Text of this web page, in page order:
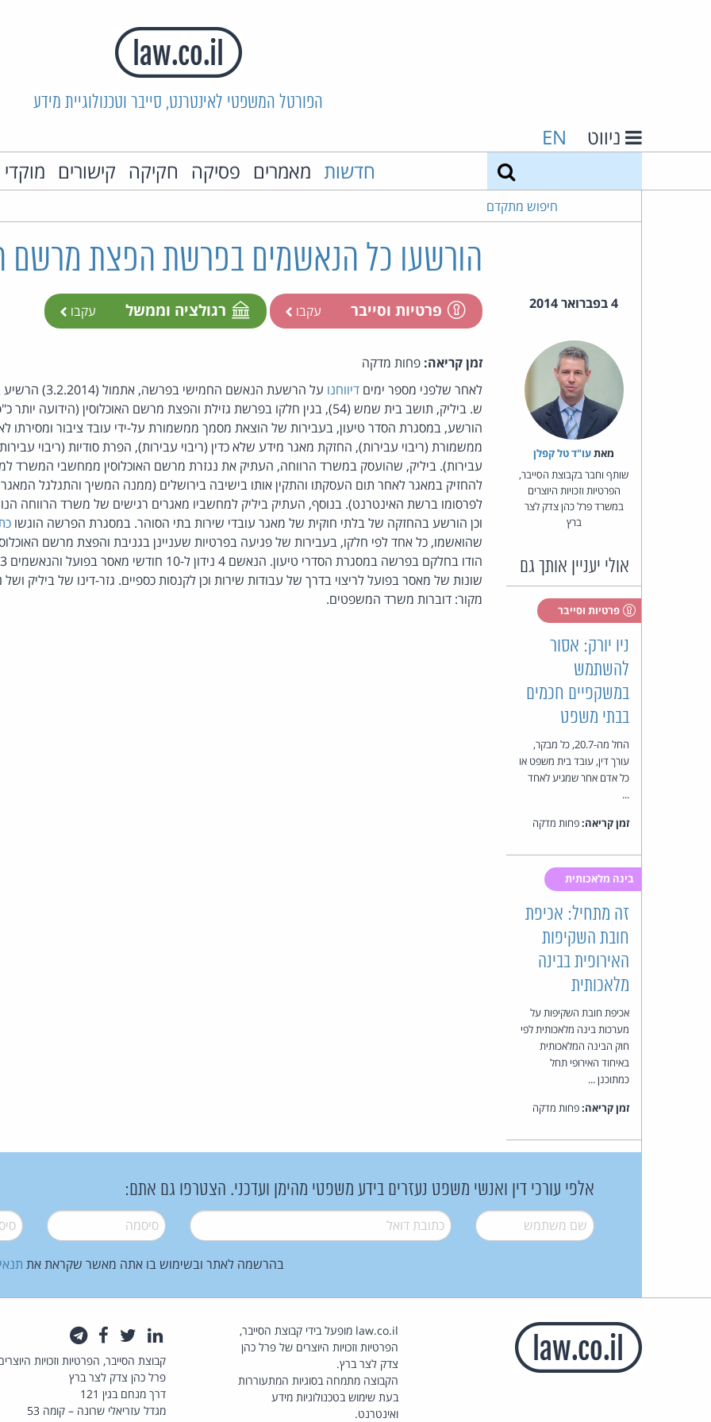
הפורטל המשפטי לאינטרנט, סייבר וטכנולוגיית מידע
ניווט EN
חדשות מאמרים פסיקה חקיקה קישורים
חיפוש מתקדם
הורשעו כל הנאשמים בפרשת הפצת מרשם
4 בפברואר 2014 פרטיות וסייבר עקבו רגולציה וממשל עקבו
מאת‏עו"ד טל קפלן
שותף וחבר בקבוצת הסייבר,
הפרטיות וזכויות היוצרים
במשרד פרל כהן צדק לצר
ברץ
אולי יעניין אותך גם
פרטיות וסייבר
ניו יורק: אסור
להשתמש
במשקפיים חכמים
בבתי משפט
החל מה-20.7, כל מבקר,
עורך דין, עובד בית משפט או
כל אדם אחר שמגיע לאחד
...
זמן קריאה:פחות מדקה
בינה מלאכותית
זה מתחיל: אכיפת
חובת השקיפות
האירופית בבינה
מלאכותית
אכיפת חובת השקיפות על
מערכות בינה מלאכותית לפי
חוק הבינה המלאכותית
באיחוד האירופי תחל
כמתוכנן ...
זמן קריאה:פחות מדקה
זמן קריאה: פחות מדקה
לאחר שלפני מספר ימים דיווחנו
על הרשעת הנאשם
ש. ביליק, תושב בית שמש (54), בגין חלקו בפרשת גזילת והפצת מרשם האוכלוסין (הידועה
הורשע, במסגרת הסדר טיעון, בעבירות של הוצאת מסמך ממשמורת על-ידי עובד ציבור ומסירתו
ממשמורת (ריבוי עבירות), החזקת מאגר מידע שלא כדין (ריבוי עבירות), הפרת סודיות (ריבוי
עבירות). ביליק, שהועסק במשרד הרווחה, העתיק את נגזרת מרשם האוכלוסין ממחשבי המשרד
להחזיק במאגר לאחר תום העסקתו והתקין אותו בישיבה בירושלים (ממנה המשיך והתגלגל
לפרסומו ברשת האינטרנט). בנוסף, העתיק ביליק למחשביו מאגרים רגישים של משרד הרווחה
וכן הורשע בהחזקה של בלתי חוקית של מאגר עובדי שירות בתי הסוהר. במסגרת הפרשה הוגשו
שהואשמו, כל אחד לפי חלקו, בעבירות של פגיעה בפרטיות שעניינן בגניבת והפצת מרשם
הודו בחלקם בפרשה במסגרת הסדרי טיעון. הנאשם 4 נידון ל-10 חודשי מאסר בפועל והנאשמים 2,3 ו-5
שונות של מאסר בפועל לריצוי בדרך של עבודות שירות וכן לקנסות כספיים. גזר-דינו של ביליק
מקור: דוברות משרד המשפטים.
אלפי עורכי דין ואנשי משפט נעזרים בידע משפטי מהימן ועדכני. הצטרפו גם אתם:
שם משתמש* דואל* סיסמה*
בהרשמה לאתר ובשימוש בו אתה מאשר שקראת את
law.co.il מופעל בידי קבוצת הסייבר,
הפרטיות וזכויות היוצרים של פרל כהן
צדק לצר ברץ.
הקבוצה מתמחה בסוגיות המתעוררות
בעת שימוש בטכנולוגיות מידע
ואינטרנט.
לינקדאין
טוויטרפייסבוק
קבוצת הסייבר, הפרטיות וזכויות
פרל כהן צדק לצר ברץ
דרך מנחם בגין 121
מגדל עזריאלי שרונה – קומה 53